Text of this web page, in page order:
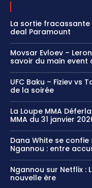
La sortie
deal Paramount
Movsar Evloev –
savoir du main event
UFC Baku – Fiziev vs
de la soirée
La Loupe MMA
MMA du 31 janvier
Dana White se
Ngannou : entre
Ngannou sur Netflix :
nouvelle ère